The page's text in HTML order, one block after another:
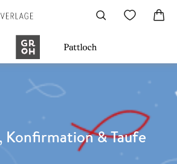
Konfirmation & Taufe